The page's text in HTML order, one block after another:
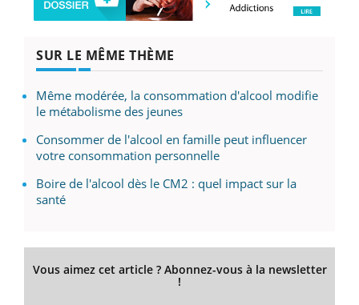
SUR LE MÊME THÈME
Même modérée, la consommation d'alcool modifie
le métabolisme des jeunes
Consommer de l'alcool en famille peut influencer
votre consommation personnelle
Boire de l'alcool dès le CM2 : quel impact sur la
santé
Vous aimez cet article ? Abonnez-vous à la newsletter
!